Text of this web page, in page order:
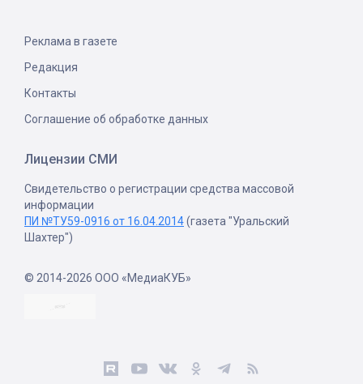
Реклама в газете
Редакция
Контакты
Соглашение об обработке данных
Лицензии СМИ
Свидетельство о регистрации средства массовой
информации
ПИ №ТУ59-0916 от 16.04.2014(газета "Уральский
Шахтер")
© 2014-2026 ООО «МедиаКУБ»